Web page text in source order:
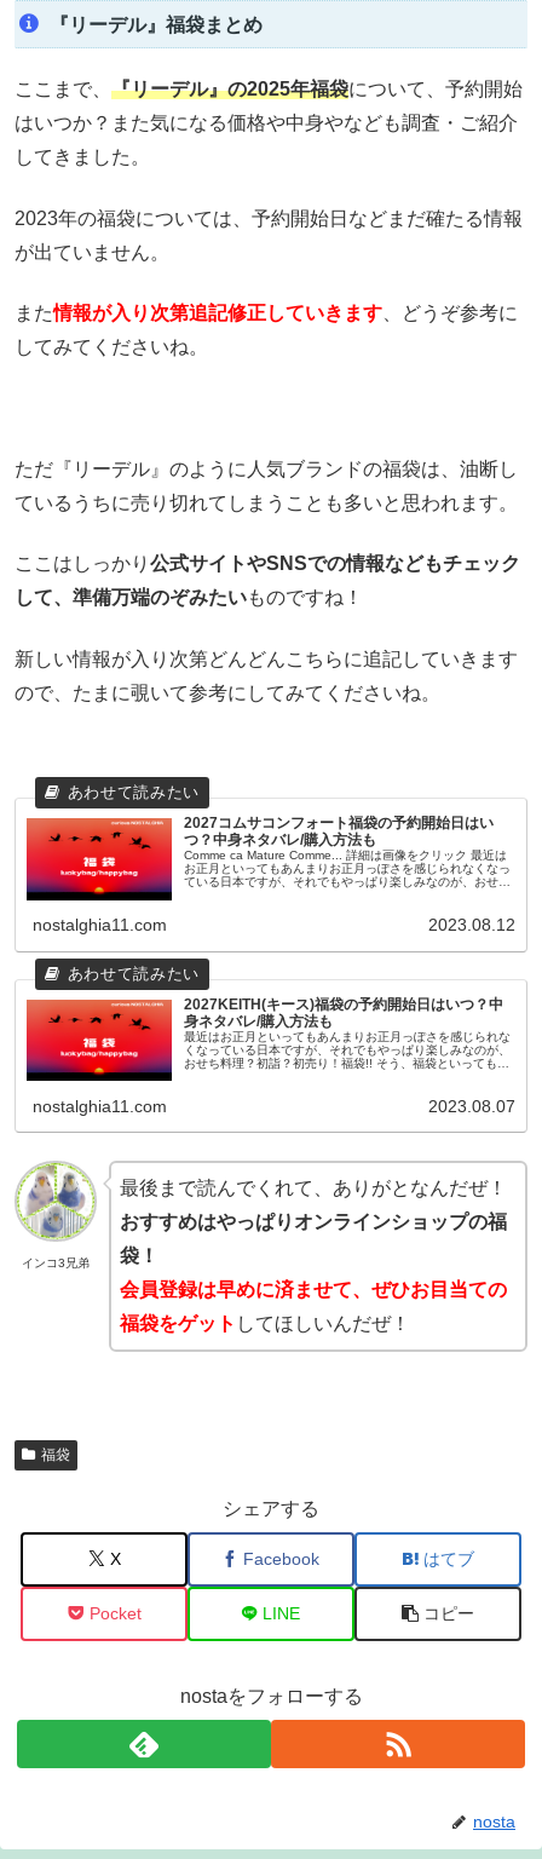
『リーデル』福袋まとめ
ここまで、 『リーデル』の2025年福袋について、予約開始
はいつか？また気になる価格や中身やなども調査・ご紹介
してきました。
2023年の福袋については、予約開始日などまだ確たる情報
が出ていません。
また情報が入り次第追記修正していきます 、どうぞ参考に
してみてくださいね。
ただ『リーデル』のように人気ブランドの福袋は、油断し
ているうちに売り切れてしまうことも多いと思われます。
ここはしっかり 公式サイトやSNSでの情報などもチェック
して、準備万端のぞみたいものですね！
新しい情報が入り次第どんどんこちらに追記していきます
ので、たまに覗いて参考にしてみてくださいね。
2027コムサコンフォート福袋の予約開始日はい
つ？中身ネタバレ/購入方法も
Comme ca Mature Comme... 詳細は画像をクリック 最近は
お正月といってもあんまりお正月っぽさを感じられなくなっ
ている日本ですが、それでもやっぱり楽しみなのが、おせち
nostalghia11.com 2023.08.12
2027KEITH(キース)福袋の予約開始日はいつ？中
身ネタバレ/購入方法も
最近はお正月といってもあんまりお正月っぽさを感じられな
くなっている日本ですが、それでもやっぱり楽しみなのが、
おせち料理？初詣？初売り！福袋!! そう、福袋といっても最
nostalghia11.com 2023.08.07
インコ3兄弟
最後まで読んでくれて、ありがとなんだぜ！
おすすめはやっぱりオンラインショップの福
袋！
会員登録は早めに済ませて、ぜひお目当ての
福袋をゲット してほしいんだぜ！
福袋
シェアする
X Facebook はてブ
Pocket LINE コピー
nostaをフォローする
nosta